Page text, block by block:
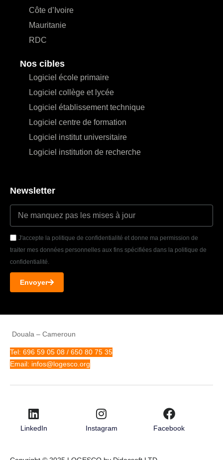
Côte d’Ivoire
Mauritanie
RDC
Nos cibles
Logiciel école primaire
Logiciel collège et lycée
Logiciel établissement technique
Logiciel centre de formation
Logiciel institut universitaire
Logiciel institution de recherche
Newsletter
J'accepte la politique de confidentialité et donne ma permission de
traiter mes données personnelles aux fins spécifiées dans la politique de
confidentialité.
Envoyer
Douala – Cameroun
Tel: 696 59 05 08 / 650 80 75 35
Email: infos@logesco.org
LinkedIn Instagram Facebook